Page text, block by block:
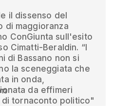
il dissenso del
di maggioranza
ConGiunta sull'esito
Cimatti-Beraldin. “I
di Bassano non si
la sceneggiata che
in onda,
da effimeri
di tornaconto politico"